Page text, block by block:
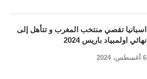
اسبانيا تقصي منتخب المغرب و تتأهل إلى
نهائي اولمبياد باريس 2024
6 أغسطس، 2024